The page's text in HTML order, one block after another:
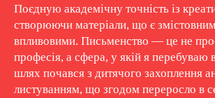
Поєдную академічну точність із
створюючи матеріали, що є
впливовими. Письменство — це не
професія, а сфера, у якій я перебуваю
шлях почався з дитячого захоплення
листуванням, що згодом переросло в